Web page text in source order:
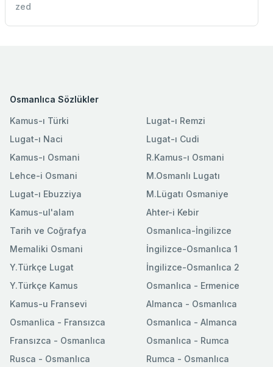
zed
Osmanlıca Sözlükler
Kamus-ı Türki
Lugat-ı Naci
Kamus-ı Osmani
Lehce-i Osmani
Lugat-ı Ebuzziya
Lugat-ı Remzi
Lugat-ı Cudi
R.Kamus-ı Osmani
M.Osmanlı Lugatı
M.Lügatı Osmaniye
Kamus-ul'alam
Tarih ve Coğrafya
Memaliki Osmani
Y.Türkçe Lugat
Y.Türkçe Kamus
Ahter-i Kebir
Osmanlıca-İngilizce
İngilizce-Osmanlıca 1
İngilizce-Osmanlıca 2
Osmanlıca - Ermenice
Kamus-u Fransevi
Osmanlica - Fransızca
Fransızca - Osmanlıca
Rusca - Osmanlıca
Almanca - Osmanlıca
Osmanlıca - Almanca
Osmanlıca - Rumca
Rumca - Osmanlıca